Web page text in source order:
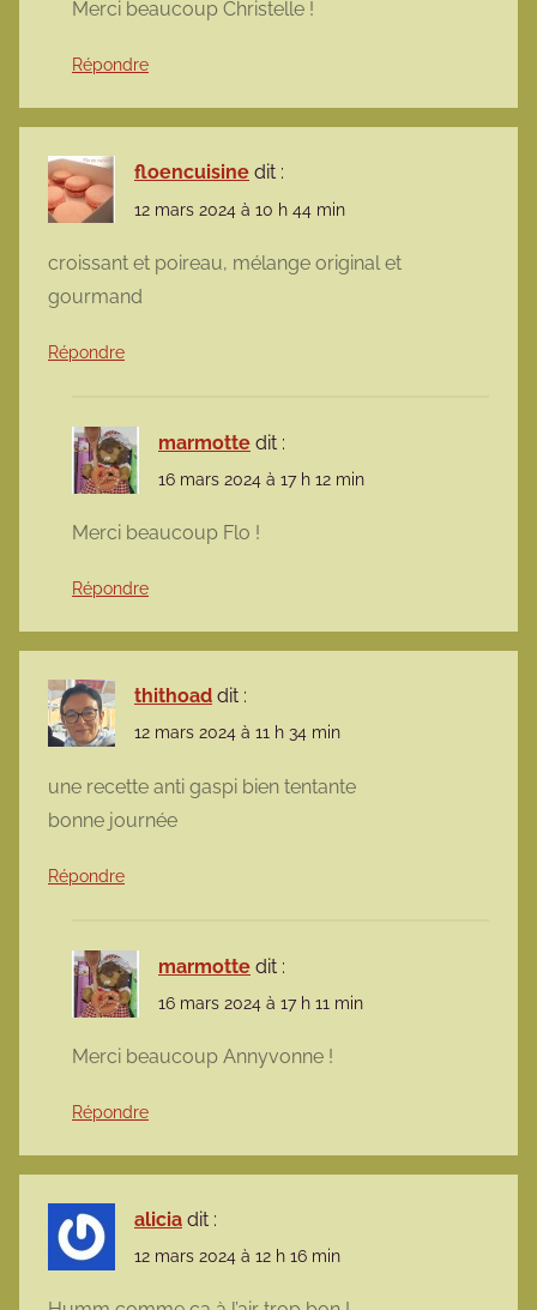
Merci beaucoup Christelle !
Répondre
floencuisine dit :
12 mars 2024 à 10 h 44 min
croissant et poireau, mélange original et
gourmand
Répondre
marmotte dit :
16 mars 2024 à 17 h 12 min
Merci beaucoup Flo !
Répondre
thithoad dit :
12 mars 2024 à 11 h 34 min
une recette anti gaspi bien tentante
bonne journée
Répondre
marmotte dit :
16 mars 2024 à 17 h 11 min
Merci beaucoup Annyvonne !
Répondre
alicia dit :
12 mars 2024 à 12 h 16 min